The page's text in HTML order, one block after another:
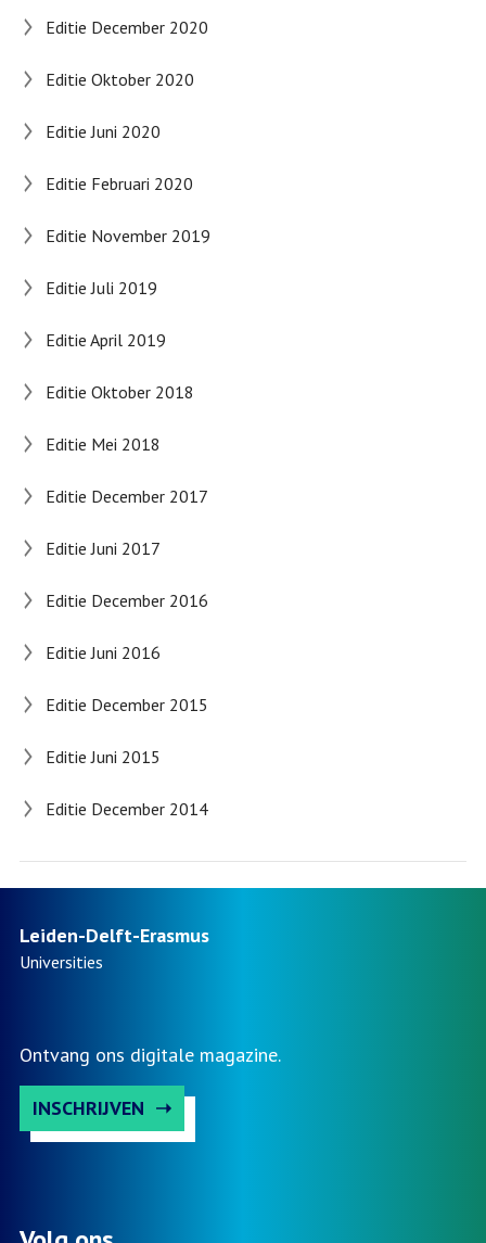
Editie December 2020
Editie Oktober 2020
Editie Juni 2020
Editie Februari 2020
Editie November 2019
Editie Juli 2019
Editie April 2019
Editie Oktober 2018
Editie Mei 2018
Editie December 2017
Editie Juni 2017
Editie December 2016
Editie Juni 2016
Editie December 2015
Editie Juni 2015
Editie December 2014
Leiden-Delft-Erasmus
Universities
Ontvang ons digitale magazine.
INSCHRIJVEN